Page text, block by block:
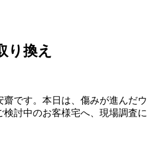
り換え
齋です。本日は、傷みが進んだウ
検討中のお客様宅へ、現場調査に